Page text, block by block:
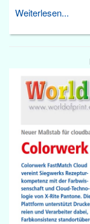
Weiterlesen...